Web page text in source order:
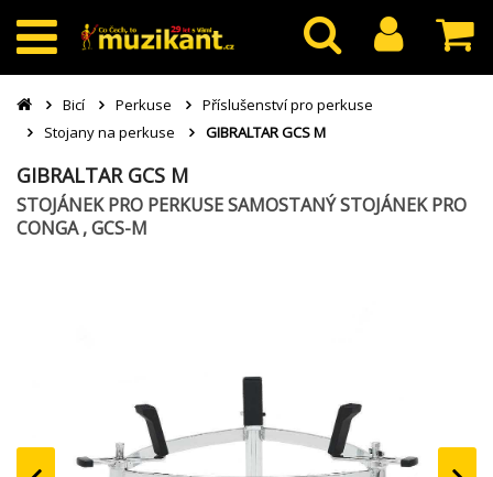
Bicí Perkuse
Příslušenství pro perkuse
Stojany na perkuse
GIBRALTAR GCS M
GIBRALTAR GCS M
STOJÁNEK PRO PERKUSE SAMOSTANÝ STOJÁNEK PRO
CONGA , GCS-M